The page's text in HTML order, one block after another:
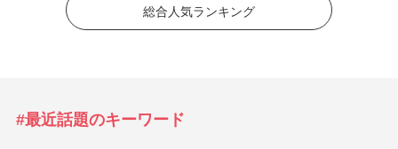
総合人気ランキング
#最近話題のキーワード